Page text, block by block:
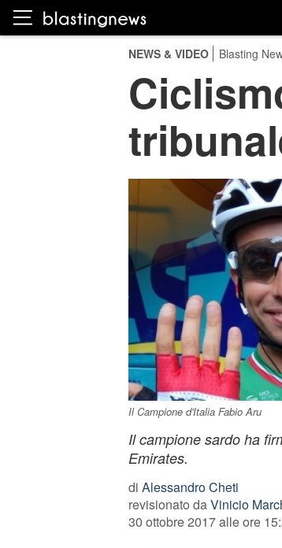
NEWS & VIDEO Blasting
Il Campione d'Italia Fabio Aru
Il campione sardo ha
Emirates.
di Alessandro Cheti
revisionato daVinicio
30 ottobre 2017 alle ore